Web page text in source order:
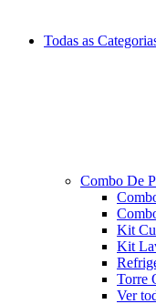
Todas as
Combo De
Kit
Kit
Torre
Ver